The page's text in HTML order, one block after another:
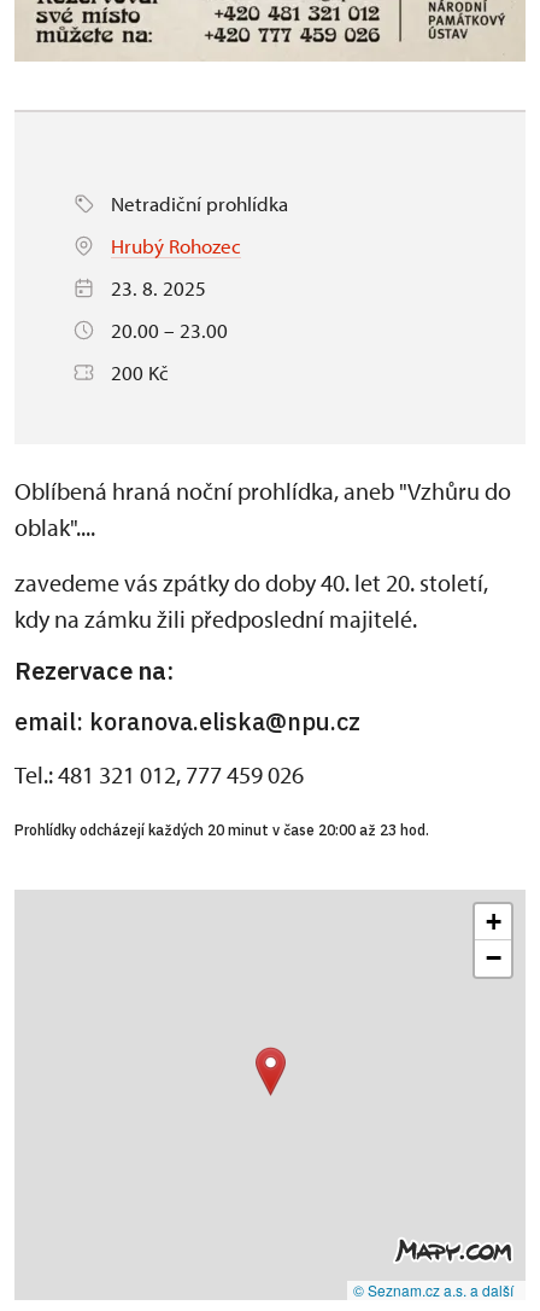
Netradiční prohlídka
Hrubý Rohozec
23. 8. 2025
20.00 – 23.00
200 Kč
Oblíbená hraná noční prohlídka, aneb "Vzhůru do
oblak"....
zavedeme vás zpátky do doby 40. let 20. století,
kdy na zámku žili předposlední majitelé.
Rezervace na:
email: koranova.eliska@npu.cz
Tel.: 481 321 012, 777 459 026
Prohlídky odcházejí každých 20 minut v čase 20:00 až 23 hod.
+
−
© Seznam.cz a.s. a další